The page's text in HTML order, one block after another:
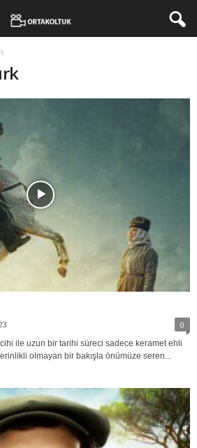
0
ile uzun bir tarihi süreci sadece keramet ehli
olmayan bir bakışla önümüze seren...